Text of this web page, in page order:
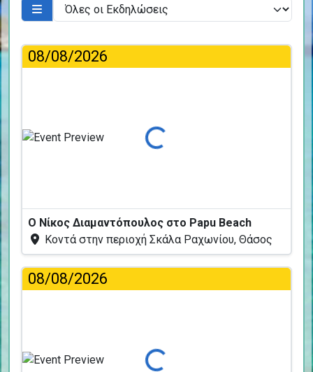
08/08/2026
Φόρτωση...
Ο Νίκος Διαμαντόπουλος στο Papu Beach
Κοντά στην περιοχή Σκάλα Ραχωνίου, Θάσος
08/08/2026
Φόρτωση...